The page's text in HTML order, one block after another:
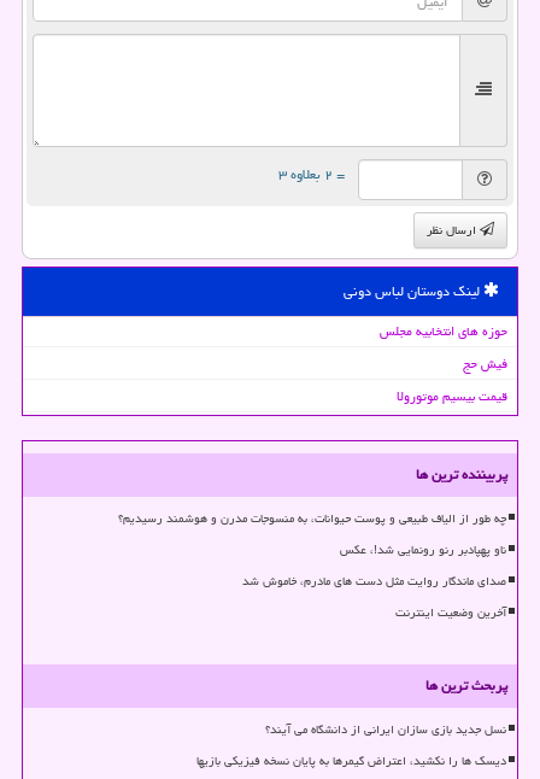
= ۲ بعلاوه ۳
ارسال نظر
لینک دوستان لباس دونی
حوزه های انتخابیه مجلس
فیش حج
قیمت بیسیم موتورولا
پربیننده ترین ها
چه طور از الیاف طبیعی و پوست حیوانات، به منسوجات مدرن و هوشمند رسیدیم؟
ناو پهپادبر رنو رونمایی شد!، عکس
صدای ماندگار روایت مثل دست های مادرم، خاموش شد
آخرین وضعیت اینترنت
پربحث ترین ها
نسل جدید بازی سازان ایرانی از دانشگاه می آیند؟
دیسک ها را نکشید، اعتراض گیمرها به پایان نسخه فیزیکی بازیها